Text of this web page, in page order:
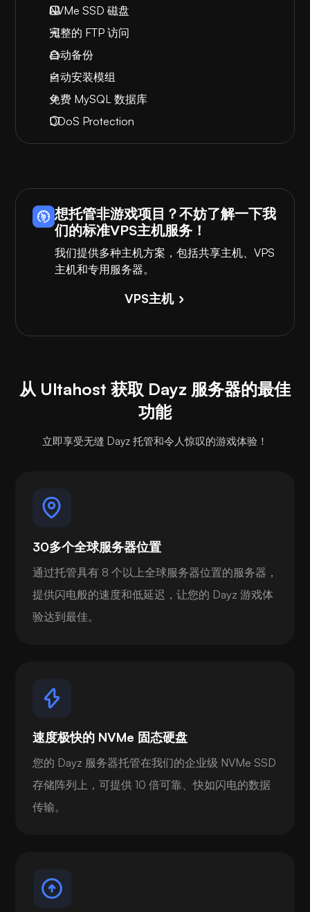
NVMe SSD 磁盘
完整的 FTP 访问
自动备份
自动安装模组
免费 MySQL 数据库
DDoS Protection
想托管非游戏项目？不妨了解一下我
们的标准VPS主机服务！
我们提供多种主机方案，包括共享主机、VPS
主机和专用服务器。
VPS主机
从 Ultahost 获取 Dayz 服务器的最佳
功能
立即享受无缝 Dayz 托管和令人惊叹的游戏体验！
30多个全球服务器位置
通过托管具有 8 个以上全球服务器位置的服务器，
提供闪电般的速度和低延迟，让您的 Dayz 游戏体
验达到最佳。
速度极快的 NVMe 固态硬盘
您的 Dayz 服务器托管在我们的企业级 NVMe SSD
存储阵列上，可提供 10 倍可靠、快如闪电的数据
传输。